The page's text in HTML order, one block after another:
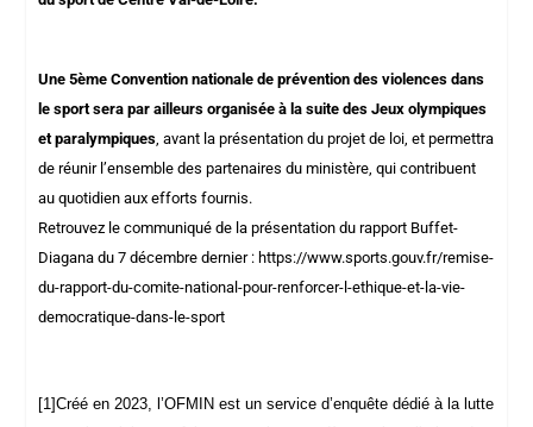
Une 5ème Convention nationale de prévention des violences dans
le sport sera par ailleurs organisée à la suite des Jeux olympiques
et paralympiques , avant la présentation du projet de loi, et permettra
de réunir l’ensemble des partenaires du ministère, qui contribuent
au quotidien aux efforts fournis.
Retrouvez le communiqué de la présentation du rapport Buffet-
Diagana du 7 décembre dernier :https://www.sports.gouv.fr/remise-
du-rapport-du-comite-national-pour-renforcer-l-ethique-et-la-vie-
democratique-dans-le-sport
[1]Créé en 2023, l’OFMIN est un service d’enquête dédié à la lutte